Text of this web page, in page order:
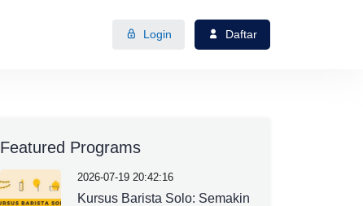
Login Daftar
Featured Programs
2026-07-19 20:42:16
Kursus Barista Solo: Semakin